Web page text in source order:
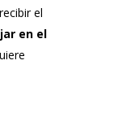
el
en el